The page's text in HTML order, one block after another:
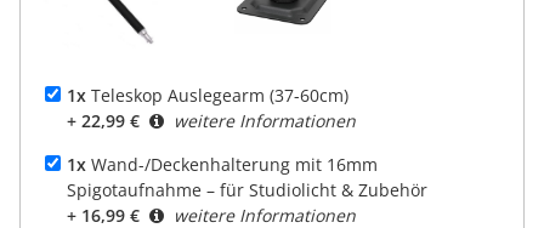
1x Teleskop Auslegearm (37-60cm)
+ 22,99 €
weitere Informationen
1x Wand-/Deckenhalterung mit 16mm
Spigotaufnahme – für Studiolicht & Zubehör
+ 16,99 €
weitere Informationen